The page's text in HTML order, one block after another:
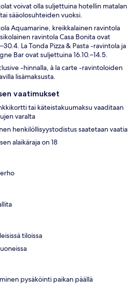
voivat olla suljettuina hotellin matalan
sääolosuhteiden vuoksi.
Aquamarine, kreikkalainen ravintola
ravintola Casa Bonita ovat
La Tonda Pizza & Pasta -ravintola ja
Bar ovat suljettuina 16.10.–14.5.
-hinnalla, à la carte -ravintoloiden
lisämaksusta.
vaatimukset
tai käteistakuumaksu vaaditaan
varalta
henkilöllisyystodistus saatetaan vaatia
alaikäraja on 18
tiloissa
pysäköinti paikan päällä